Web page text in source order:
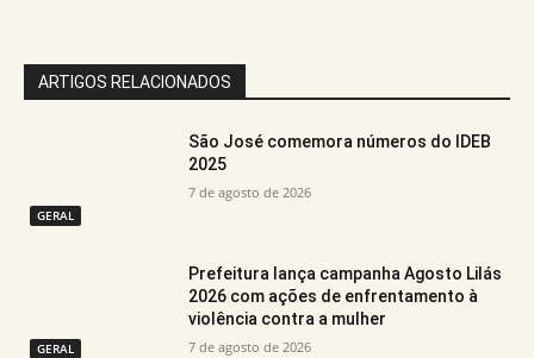
ARTIGOS RELACIONADOS
GERAL
São José comemora números do IDEB
2025
7 de agosto de 2026
GERAL
Prefeitura lança campanha Agosto Lilás
2026 com ações de enfrentamento à
violência contra a mulher
7 de agosto de 2026